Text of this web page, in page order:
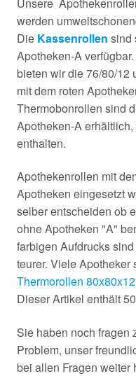
werden
Die Kassenrollen sind
Apotheken-A
bieten wir die 76/80/12
mit dem roten
Thermobonrollen sind
Apotheken-A
enthalten.
Apothekenrollen mit
Apotheken eingesetzt
selber entscheiden ob
ohne Apotheken "A"
farbigen Aufdrucks
teurer. Viele
Thermorollen 80x80x12
Dieser Artikel enthält
Sie haben noch fragen
Problem, unser
bei allen Fragen weiter